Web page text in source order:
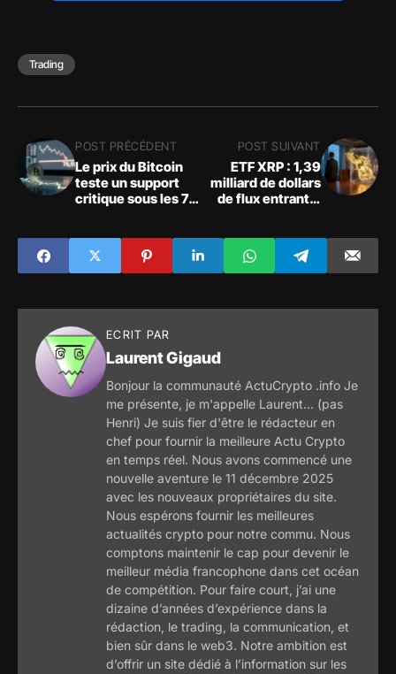
Trading
POST PRÉCÉDENT
Le prix du Bitcoin
teste un support
critique sous les 77
POST SUIVANT
ETF XRP : 1,39
milliard de dollars
de flux entrants,
ECRIT PAR
Laurent Gigaud
Bonjour la communauté ActuCrypto .info Je
me présente, je m'appelle Laurent... (pas
Henri) Je suis fier d'être le rédacteur en
chef pour fournir la meilleure Actu Crypto
en temps réel. Nous avons commencé une
nouvelle aventure le 11 décembre 2025
avec les nouveaux propriétaires du site.
Nous espérons fournir les meilleures
actualités crypto pour notre commu. Nous
comptons maintenir le cap pour devenir le
meilleur média francophone dans cet océan
de compétition. Pour faire court, j’ai une
dizaine d’années d’expérience dans la
rédaction, le trading, la communication, et
bien sûr dans le web3. Notre ambition est
d’offrir un site dédié à l’information sur les